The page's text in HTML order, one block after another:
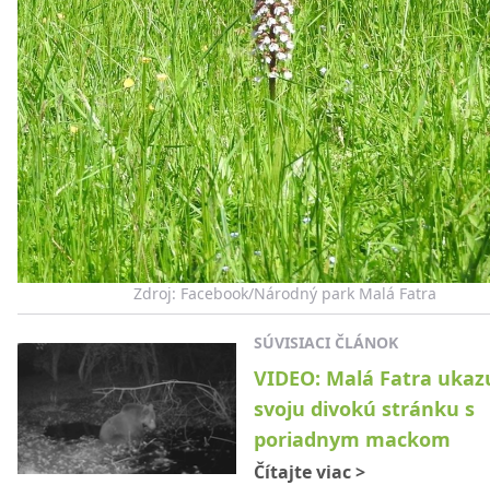
Zdroj: Facebook/Národný park Malá Fatra
SÚVISIACI ČLÁNOK
VIDEO: Malá Fatra
svoju divokú stránku s
poriadnym mackom
Čítajte viac>